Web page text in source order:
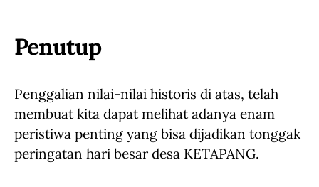
Penutup
Penggalian nilai-nilai historis di atas, telah
membuat kita dapat melihat adanya enam
peristiwa penting yang bisa dijadikan tonggak
peringatan hari besar desa KETAPANG.